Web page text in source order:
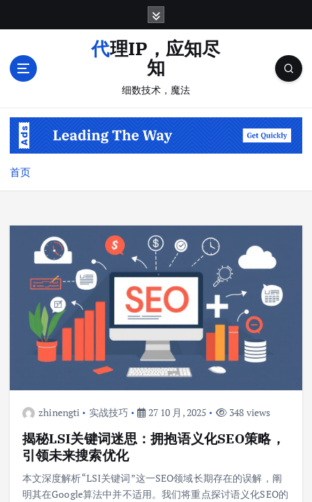
代理IP，应知尽
知
细数技术，魔法
首页
zhinengti 实战技巧 27 10 月, 2025 348 views
揭秘LSI关键词迷思：拥抱语义化SEO策略，
引领未来搜索优化
本文深度解析“LSI关键词”这一SEO领域长期存在的误解，阐
明其在Google算法中并不适用。我们将重点探讨语义化SEO的